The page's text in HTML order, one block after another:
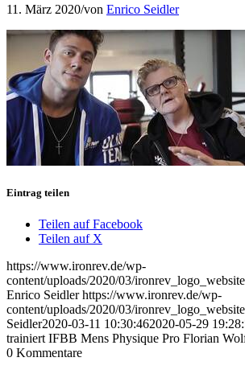
11. März 2020/von Enrico Seidler
Eintrag teilen
Teilen auf Facebook
Teilen auf X
https://www.ironrev.de/wp-
content/uploads/2020/03/
Enrico Seidler https://www.ironrev.de/wp-
content/uploads/2020/03/
Seidler2020-03-11 10:30:462020-05-29
trainiert IFBB Mens Physique Pro Florian
0 Kommentare